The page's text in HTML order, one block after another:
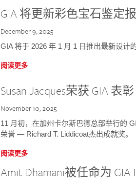
GIA 将更新彩色宝石鉴定
December 9, 2025
GIA 将于 2026 年 1 月 1 日推出最新设计
阅读更多
Susan Jacques荣获 GIA 表彰
November 10, 2025
11 月初，在加州卡尔斯巴德总部举行的
荣誉 — Richard T. Liddicoat杰出成就奖。
阅读更多
Amit Dhamani被任命为 GIA